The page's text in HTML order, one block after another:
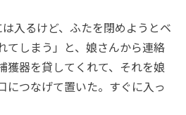
入るけど、ふたを閉めようとベ
てしまう」と、娘さんから連絡
獲器を貸してくれて、それを娘
につなげて置いた。すぐに入っ